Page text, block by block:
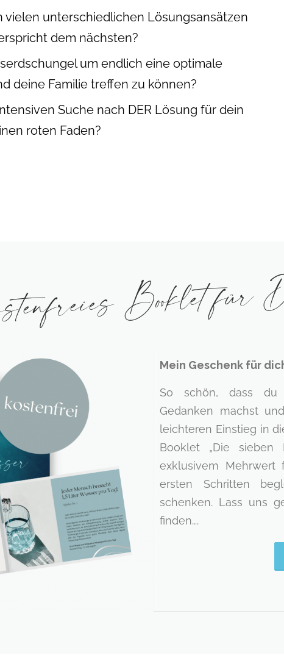
unterschiedlichen Lösungsansätzen
dem nächsten?
um endlich eine optimale
deine Familie treffen zu können?
Suche nach DER Lösung für dein
roten Faden?
Booklet für
Mein Geschenk für
So schön, dass du
Gedanken machst
leichteren Einstieg in
Booklet „Die sieben
exklusivem
ersten Schritten
schenken. Lass uns
finden….